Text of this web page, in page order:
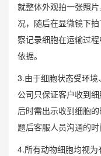
就整体外观拍一张照
况，随后在显微镜下
察记录细胞在运输过
依据。
3.由于细胞状态受环
公司只保证客户收到
后时需出示收到细胞
题后客服人员沟通的
4.所有动物细胞均视